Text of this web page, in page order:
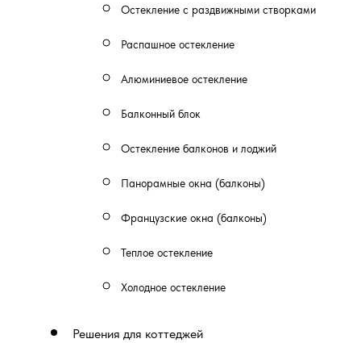
Остекление с раздвижными створками
Распашное остекление
Алюминиевое остекление
Балконный блок
Остекление балконов и лоджий
Панорамные окна (балконы)
Французские окна (балконы)
Теплое остекление
Холодное остекление
Решения для коттеджей